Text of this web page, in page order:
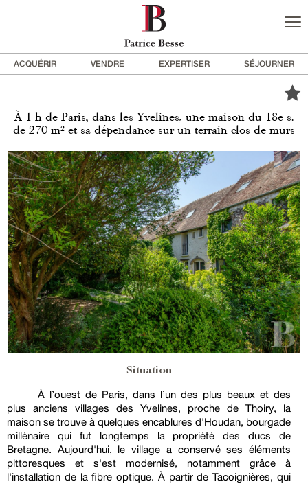
ACQUÉRIR VENDRE EXPERTISER SÉJOURNER
À 1 h de Paris, dans les Yvelines, une maison du 18e s.
de 270 m² et sa dépendance sur un terrain clos de murs
Situation
À l’ouest de Paris, dans l’un des plus beaux et des
plus anciens villages des Yvelines, proche de Thoiry, la
maison se trouve à quelques encablures d'Houdan, bourgade
millénaire qui fut longtemps la propriété des ducs de
Bretagne. Aujourd'hui, le village a conservé ses éléments
pittoresques et s'est modernisé, notamment grâce à
l'installation de la fibre optique. À partir de Tacoignières, qui